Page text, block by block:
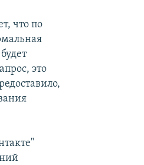
что по
это